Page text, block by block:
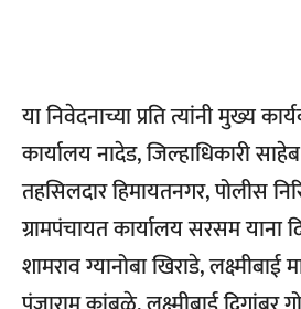
या निवेदनाच्या प्रति त्यांनी मुख्य
कार्यालय नादेड, जिल्हाधिकारी
तहसिलदार हिमायतनगर, पोलीस
ग्रामपंचायत कार्यालय सरसम याना
शामराव ग्यानोबा खिराडे,